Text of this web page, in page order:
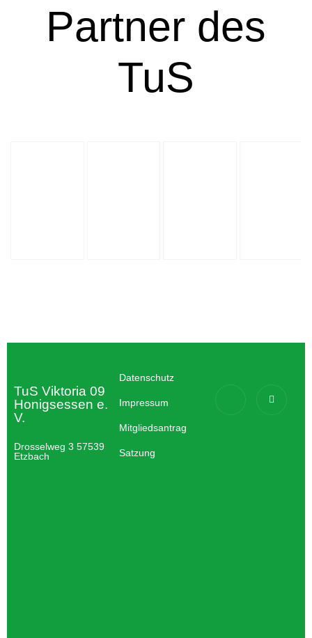
Partner des
TuS
TuS Viktoria 09
Honigsessen e.
V.
Drosselweg 3 57539
Etzbach
Datenschutz
Impressum
Mitgliedsantrag
Satzung